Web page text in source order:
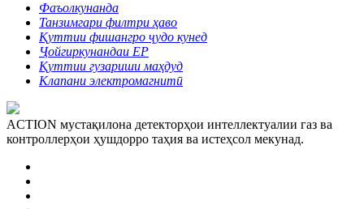
Фаъолкунанда
Танзимгари филтри ҳаво
Қуттии фишангро ҷудо кунед
Ҷойгиркунандаи EP
Қуттии гузариши маҳдуд
Клапани электромагнитӣ
ACTION мустақилона детекторҳои интеллектуалии газ ва
контроллерҳои ҳушдорро таҳия ва истеҳсол мекунад.